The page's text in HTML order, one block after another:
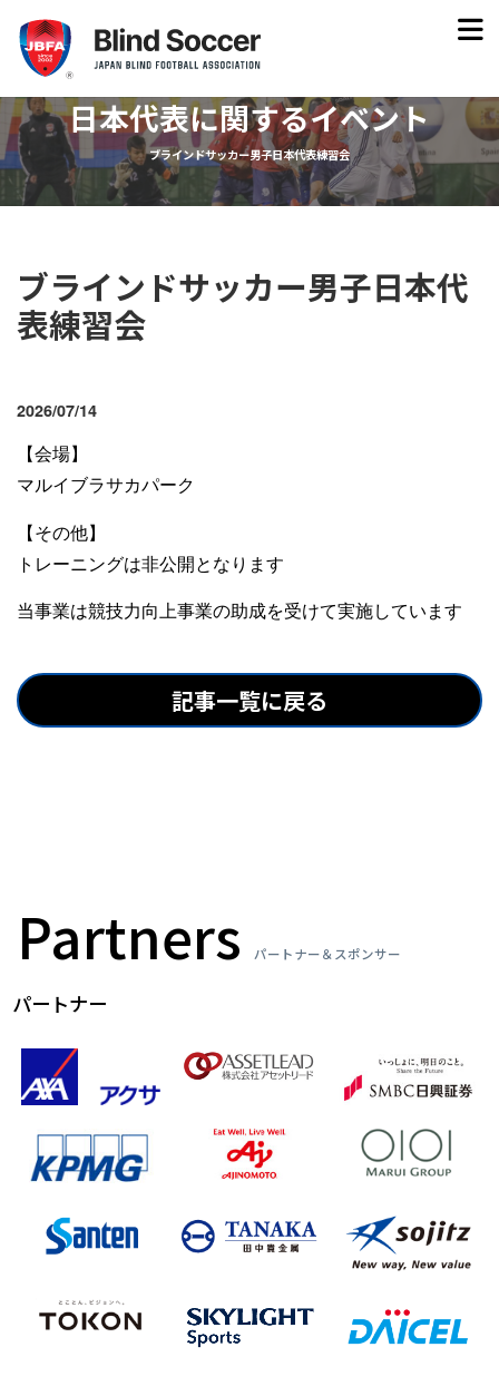
日本代表に関するイベント
ブラインドサッカー男子日本代表練習会
ブラインドサッカー男子日本代
表練習会
2026/07/14
【会場】
マルイブラサカパーク
【その他】
トレーニングは非公開となります
当事業は競技力向上事業の助成を受けて実施しています
記事一覧に戻る
Partners パートナー＆スポンサー
パートナー